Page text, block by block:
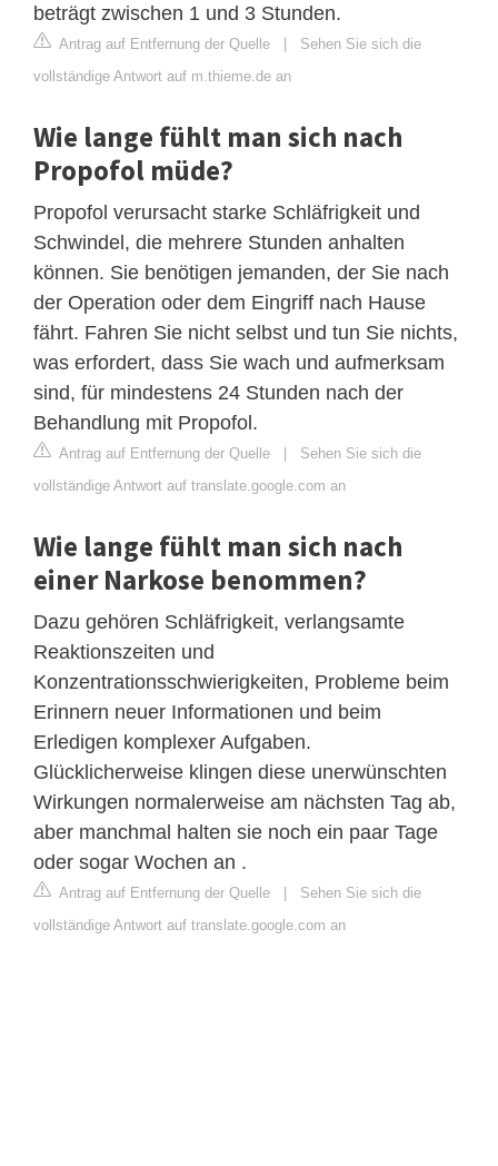
beträgt zwischen 1 und 3 Stunden.
Antrag auf Entfernung der Quelle | Sehen Sie sich die
vollständige Antwort auf m.thieme.de an
Wie lange fühlt man sich nach
Propofol müde?
Propofol verursacht starke Schläfrigkeit und
Schwindel, die mehrere Stunden anhalten
können. Sie benötigen jemanden, der Sie nach
der Operation oder dem Eingriff nach Hause
fährt. Fahren Sie nicht selbst und tun Sie nichts,
was erfordert, dass Sie wach und aufmerksam
sind, für mindestens 24 Stunden nach der
Behandlung mit Propofol.
Antrag auf Entfernung der Quelle | Sehen Sie sich die
vollständige Antwort auf translate.google.com an
Wie lange fühlt man sich nach
einer Narkose benommen?
Dazu gehören Schläfrigkeit, verlangsamte
Reaktionszeiten und
Konzentrationsschwierigkeiten, Probleme beim
Erinnern neuer Informationen und beim
Erledigen komplexer Aufgaben.
Glücklicherweise klingen diese unerwünschten
Wirkungen normalerweise am nächsten Tag ab,
aber manchmal halten sie noch ein paar Tage
oder sogar Wochen an .
Antrag auf Entfernung der Quelle | Sehen Sie sich die
vollständige Antwort auf translate.google.com an